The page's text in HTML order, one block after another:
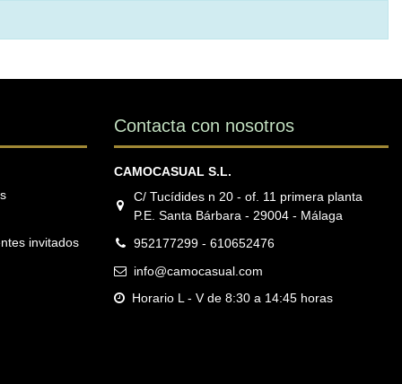
invitados
Contacta con nosotros
CAMOCASUAL S.L.
C/ Tucídides n 20 - of. 11 primera planta
P.E. Santa Bárbara - 29004 - Málaga
952177299 - 610652476
info@camocasual.com
Horario L - V de 8:30 a 14:45 horas